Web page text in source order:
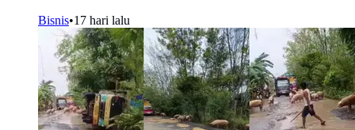
Bisnis•17 hari lalu